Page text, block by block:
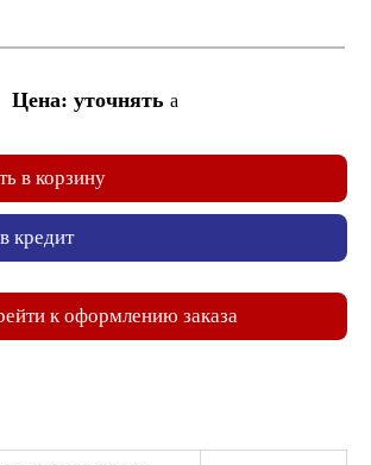
Цена: уточнять a
в корзину
кредит
к оформлению заказа